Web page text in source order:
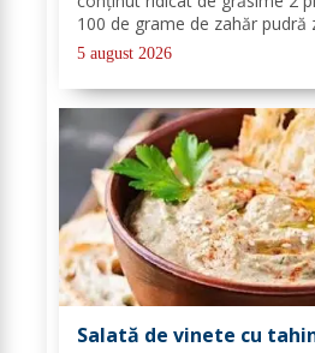
100 de grame de zahăr
de lămâie 600 de mililitri de
foi de gelatină hidratate în apă
5 august 2026
Salată de vinete cu